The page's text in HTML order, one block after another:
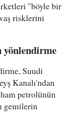
"böyle bir
risklerini
yönlendirme
Suudi
Kanalı'ndan
petrolünün
gemilerin